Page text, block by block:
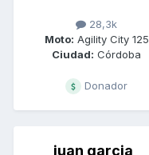
28,3k
Moto: Agility City 125
Ciudad: Córdoba
Donador
juan garcia